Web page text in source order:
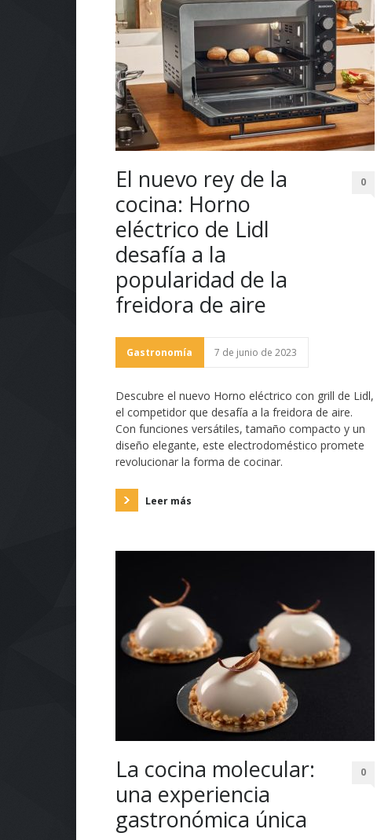
El nuevo rey de la
cocina: Horno
eléctrico de Lidl
desafía a la
popularidad de la
freidora de aire
0
Gastronomía 7 de junio de 2023
Descubre el nuevo Horno eléctrico con grill de Lidl,
el competidor que desafía a la freidora de aire.
Con funciones versátiles, tamaño compacto y un
diseño elegante, este electrodoméstico promete
revolucionar la forma de cocinar.
Leer más
La cocina molecular:
una experiencia
gastronómica única
0